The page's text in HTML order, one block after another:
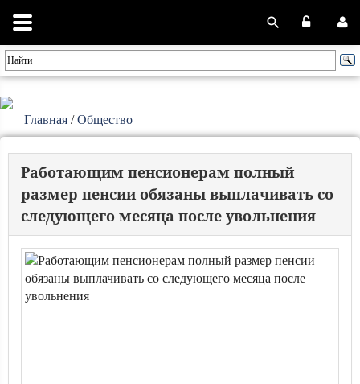
Главная /Общество
Работающим пенсионерам полный
размер пенсии обязаны выплачивать со
следующего месяца после увольнения